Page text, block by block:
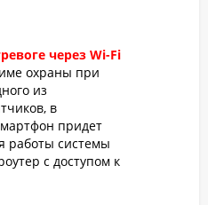
через Wi-Fi
охраны при
из
в
придет
работы системы
с доступом к